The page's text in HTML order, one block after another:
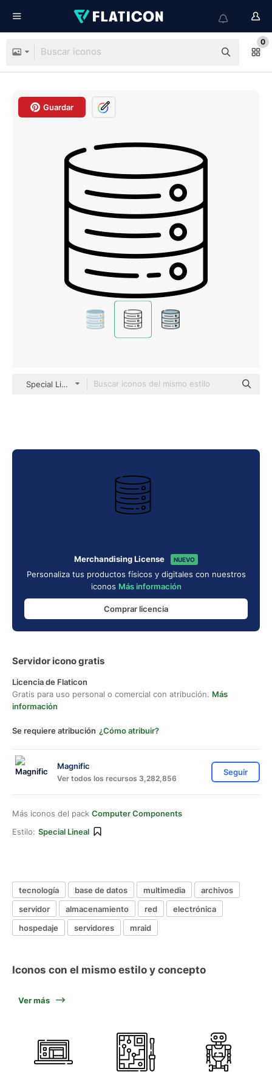
0
Guardar
Special Lineal
Merchandising License NUEVO
Personaliza tus productos físicos y digitales con nuestros
iconos Más información
Comprar licencia
Servidor icono gratis
Licencia de Flaticon
Gratis para uso personal o comercial con atribución. Más
información
Se requiere atribución ¿Cómo atribuir?
Magnific
Ver todos los recursos 3,282,856
Seguir
Más iconos del pack Computer Components
Estilo: Special Lineal
tecnología base de datos multimedia
archivos
servidor
almacenamiento red
electrónica
hospedaje
servidores mraid
Iconos con el mismo estilo y concepto
Ver más